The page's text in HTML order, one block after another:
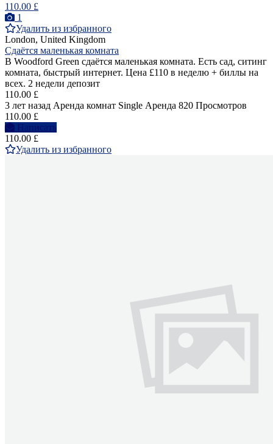
110.00 £
1
Удалить из избранного
London, United Kingdom
Сдаётся маленькая комната
В Woodford Green сдаётся маленькая комната. Есть сад, ситинг
комната, быстрый интернет. Цена £110 в неделю + биллы на
всех. 2 недели депозит
110.00 £
3 лет назад Аренда комнат Single Аренда 820 Просмотров
110.00 £
Написать
110.00 £
Удалить из избранного